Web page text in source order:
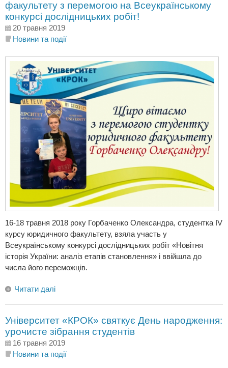
факультету з перемогою на Всеукраїнському
конкурсі дослідницьких робіт!
20 травня 2019
Новини та події
16-18 травня 2018 року Горбаченко Олександра, студентка ІV
курсу юридичного факультету, взяла участь у
Всеукраїнському конкурсі дослідницьких робіт «Новітня
історія України: аналіз етапів становлення» і ввійшла до
числа його переможців.
Читати далі
Університет «КРОК» святкує День народження:
урочисте зібрання студентів
16 травня 2019
Новини та події